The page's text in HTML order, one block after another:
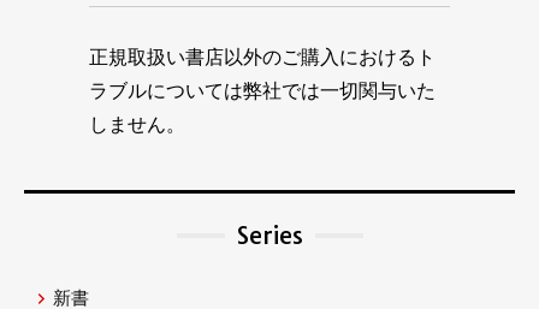
正規取扱い書店以外のご購入におけるト
ラブルについては弊社では一切関与いた
しません。
Series
新書